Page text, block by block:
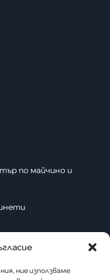
ние използваме
по майчино и